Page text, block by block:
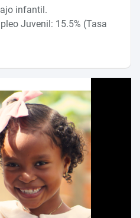
infantil.
Juvenil: 15.5% (Tasa